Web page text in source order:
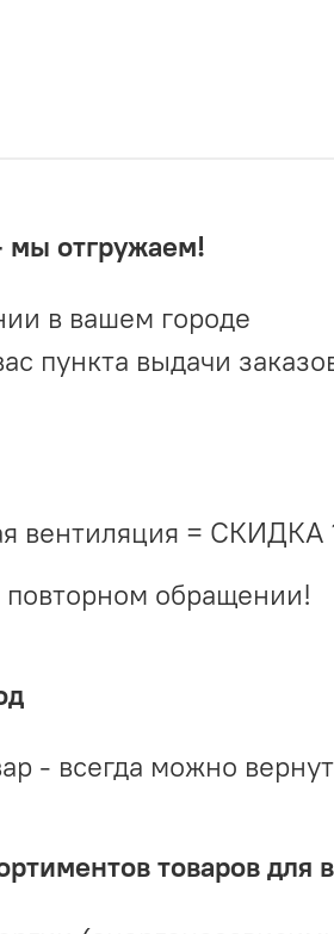
мы отгружаем!
в вашем городе
пункта выдачи
вентиляция = СКИДКА
обращении!
- всегда можно
товаров для